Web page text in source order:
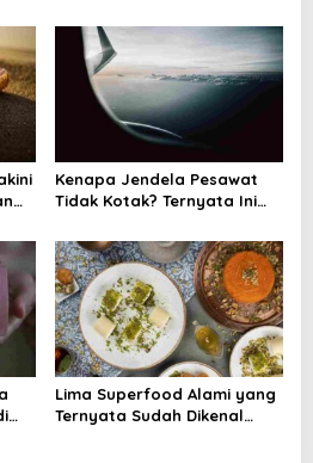
Kenapa Jendela Pesawat
Tidak Kotak? Ternyata Ini
Lima Superfood Alami yang
Ternyata Sudah Dikenal